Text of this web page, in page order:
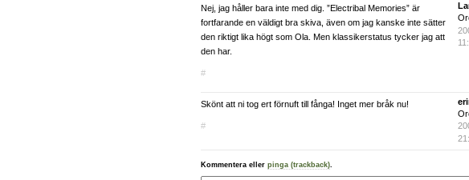
Nej, jag håller bara inte med dig. ”Electribal Memories” är
fortfarande en väldigt bra skiva, även om jag kanske inte sätter
den riktigt lika högt som Ola. Men klassikerstatus tycker jag att
den har.
#
Skönt att ni tog ert förnuft till fånga! Inget mer bråk nu!
#
Kommentera eller pinga (trackback).